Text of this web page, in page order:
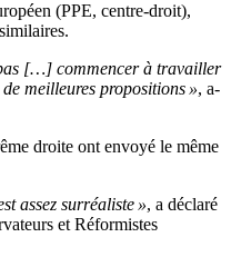
(PPE, centre-droit),
[…] commencer à travailler
meilleures propositions », a-
droite ont envoyé le même
assez surréaliste », a déclaré
et Réformistes